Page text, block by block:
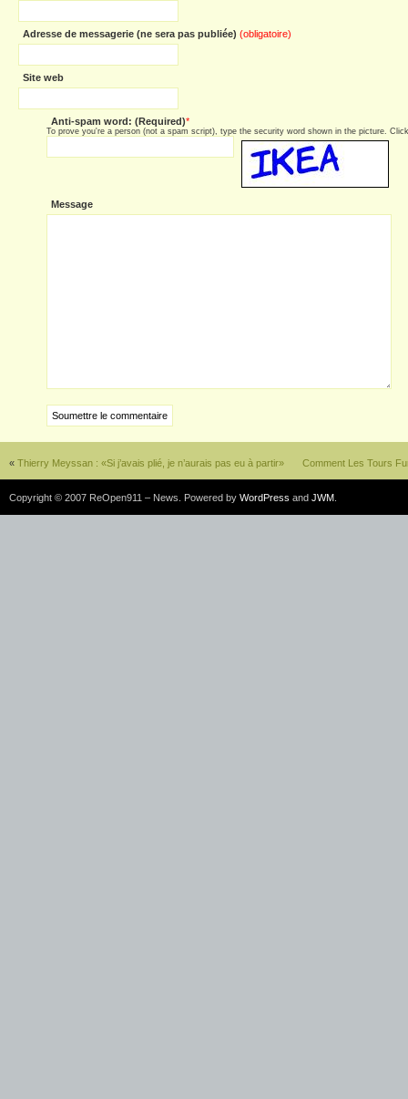
Adresse de messagerie (ne sera pas publiée) (obligatoire)
Site web
Anti-spam word: (Required)*
To prove you're a person (not a spam script), type the security word shown in the picture.
Message
« Thierry Meyssan : «Si j’avais plié, je n’aurais pas eu à partir» Comment Les Tours
Copyright © 2007 ReOpen911 – News. Powered by WordPress and JWM